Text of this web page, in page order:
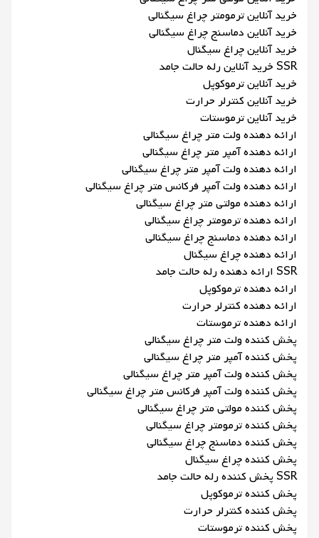
خرید آنلاین ترمومتر چراغ سیگنالی
خرید آنلاین دماسنج چراغ سیگنالی
خرید آنلاین چراغ سیگنال
SSR خرید آنلاین رله حالت جامد
خرید آنلاین ترموکوپل
خرید آنلاین کنترلر حرارت
خرید آنلاین ترموستات
ارائه دهنده ولت متر چراغ سیگنالی
ارائه دهنده آمپر متر چراغ سیگنالی
ارائه دهنده ولت آمپر متر چراغ سیگنالی
ارائه دهنده ولت آمپر فرکانس متر چراغ سیگنالی
ارائه دهنده مولتی متر چراغ سیگنالی
ارائه دهنده ترمومتر چراغ سیگنالی
ارائه دهنده دماسنج چراغ سیگنالی
ارائه دهنده چراغ سیگنال
SSR ارائه دهنده رله حالت جامد
ارائه دهنده ترموکوپل
ارائه دهنده کنترلر حرارت
ارائه دهنده ترموستات
پخش کننده ولت متر چراغ سیگنالی
پخش کننده آمپر متر چراغ سیگنالی
پخش کننده ولت آمپر متر چراغ سیگنالی
پخش کننده ولت آمپر فرکانس متر چراغ سیگنالی
پخش کننده مولتی متر چراغ سیگنالی
پخش کننده ترمومتر چراغ سیگنالی
پخش کننده دماسنج چراغ سیگنالی
پخش کننده چراغ سیگنال
SSR پخش کننده رله حالت جامد
پخش کننده ترموکوپل
پخش کننده کنترلر حرارت
پخش کننده ترموستات